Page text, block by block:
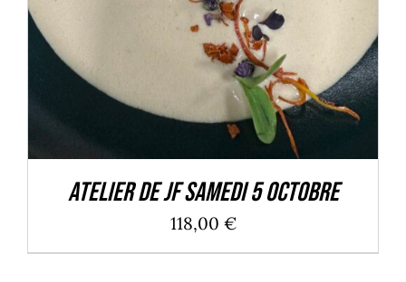
Atelier de JF Samedi 5 octobre
118,00 €